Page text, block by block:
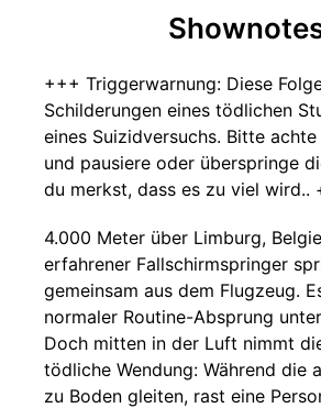
+++ Triggerwarnung: Diese
Schilderungen eines tödlichen
eines Suizidversuchs. Bitte
und pausiere oder überspringe
du merkst, dass es zu viel wird..
4.000 Meter über Limburg,
erfahrener Fallschirmspringer
gemeinsam aus dem Flugzeug.
normaler Routine-Absprung
Doch mitten in der Luft nimmt
tödliche Wendung: Während die
zu Boden gleiten, rast eine